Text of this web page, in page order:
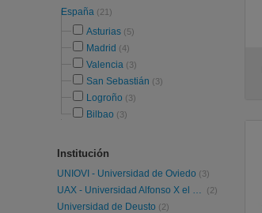
España (21)
Asturias (5)
Madrid (4)
Valencia (3)
San Sebastián (3)
Logroño (3)
Bilbao (3)
Institución
UNIOVI - Universidad de Oviedo (3)
UAX - Universidad Alfonso X el Sabio (2)
Universidad de Deusto (2)